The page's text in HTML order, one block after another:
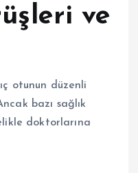
ve
otunun düzenli
bazı sağlık
doktorlarına